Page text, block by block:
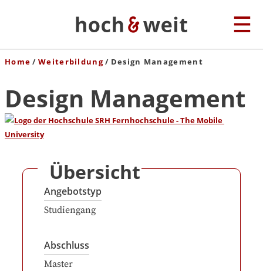
Home Weiterbildung Design Management
Design Management
Übersicht
Angebotstyp
Studiengang
Abschluss
Master